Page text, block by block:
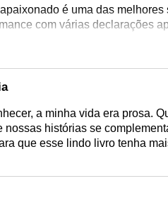
é uma das
com várias declarações
a minha vida era prosa.
nossas histórias se
que esse lindo livro tenha